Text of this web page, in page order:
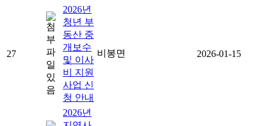
27
2026년
청년 부
동산 중
개보수
및 이사
비 지원
사업 신
청 안내
비봉면 2026-01-15
2026년